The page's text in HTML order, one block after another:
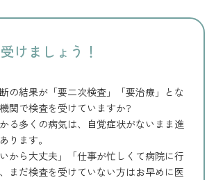
けましょう！
の結果が「要二次検査」「要治療」とな
関で検査を受けていますか?
る多くの病気は、自覚症状がないまま進
ります。
から大丈夫」「仕事が忙しくて病院に行
まだ検査を受けていない方はお早めに医